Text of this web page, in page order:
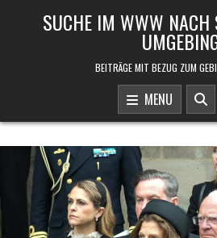
SUCHE IM WWW NACH
BEITRÄGE MIT BEZUG ZUM
MENU